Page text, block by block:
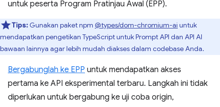
untuk peserta Program Pratinjau Awal (EPP).
Tips: Gunakan paket npm @types/dom-chromium-ai untuk
mendapatkan pengetikan TypeScript untuk Prompt API dan API AI
bawaan lainnya agar lebih mudah diakses dalam codebase Anda.
Bergabunglah ke EPP untuk mendapatkan akses
pertama ke API eksperimental terbaru. Langkah ini tidak
diperlukan untuk bergabung ke uji coba origin,